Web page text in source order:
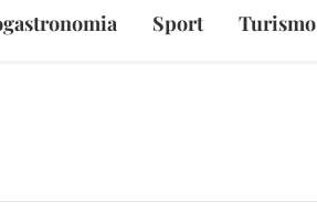
Sport Turismo